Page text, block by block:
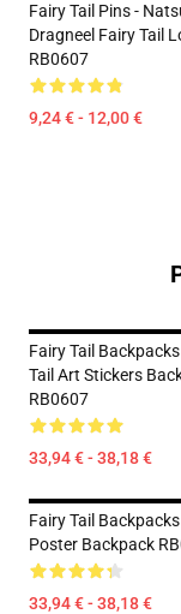
Fairy Tail Pins -
Dragneel Fairy Tail
RB0607
9,24 € - 12,00 €
Fairy Tail
Tail Art Stickers
RB0607
33,94 € - 38,18 €
Fairy Tail
Poster Backpack
33,94 € - 38,18 €